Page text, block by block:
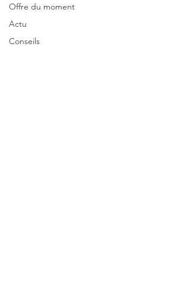
Offre du moment
Actu
Conseils